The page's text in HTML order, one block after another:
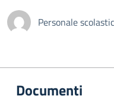
Personale
Documenti